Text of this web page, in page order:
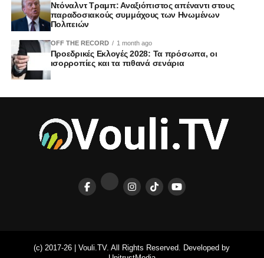
Ντόναλντ Τραμπ: Αναξιόπιστος απέναντι στους
παραδοσιακούς συμμάχους των Ηνωμένων
Πολιτειών
OFF THE RECORD 1 month ago
Προεδρικές Εκλογές 2028: Τα πρόσωπα, οι
ισορροπίες και τα πιθανά σενάρια
(c) 2017-26 | Vouli.TV. All Rights Reserved. Developed by